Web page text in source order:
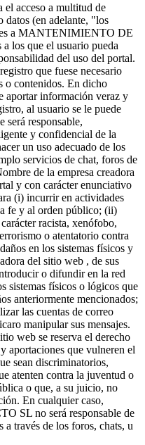
acceso a multitud de
datos (en adelante, "los
a MANTENIMIENTO DE
los que el usuario pueda
del uso del portal.
que fuese necesario
o contenidos. En dicho
aportar información veraz y
al usuario se le puede
será responsable,
y confidencial de la
un uso adecuado de los
servicios de chat, foros de
de la empresa creadora
y con carácter enunciativo
(i) incurrir en actividades
fe y al orden público; (ii)
racista, xenófobo,
o atentatorio contra
en los sistemas físicos y
del sitio web , de sus
o difundir en la red
sistemas físicos o lógicos que
anteriormente mencionados;
las cuentas de correo
manipular sus mensajes.
web se reserva el derecho
aportaciones que vulneren el
sean discriminatorios,
atenten contra la juventud o
o que, a su juicio, no
En cualquier caso,
SL no será responsable de
a través de los foros, chats, u